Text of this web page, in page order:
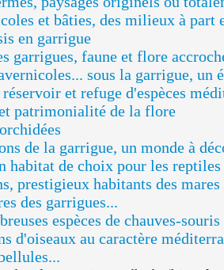
la garrigue, un monde à découvrir
de choix pour les reptiles
habitants des mares
espèces de chauves-souris
au caractère méditerranéen affirmé
invertébrés (bientôt en ligne)
(bientôt en ligne)
Loup de 1946 à nos jours (bientôt en
reviennent sur le territoire des garrigues...
gibier régressent
dans l'expansion du Pin d'Alep au XXe
face aux changements climatiques
qui s'adaptent au climat (bientôt en ligne)
méditerranéennes et le
naturel (bientôt en ligne)